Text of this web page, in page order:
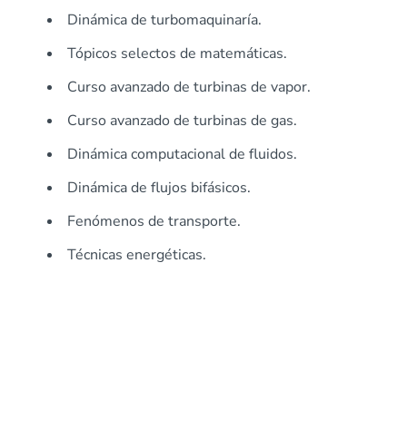
Dinámica de turbomaquinaría.
Tópicos selectos de matemáticas.
Curso avanzado de turbinas de vapor.
Curso avanzado de turbinas de gas.
Dinámica computacional de fluidos.
Dinámica de flujos bifásicos.
Fenómenos de transporte.
Técnicas energéticas.